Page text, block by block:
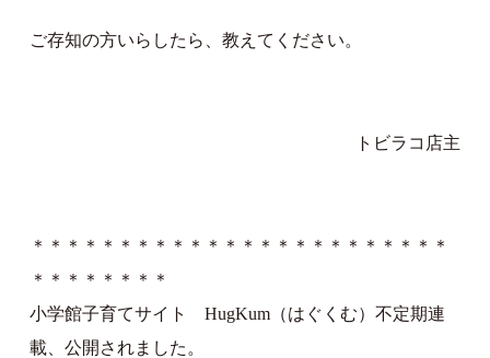
ご存知の方いらしたら、教えてください。
トビラコ店主
＊＊＊＊＊＊＊＊＊＊＊＊＊＊＊＊＊＊＊＊＊＊＊＊
＊＊＊＊＊＊＊＊
小学館子育てサイト HugKum（はぐくむ）不定期連
載、公開されました。